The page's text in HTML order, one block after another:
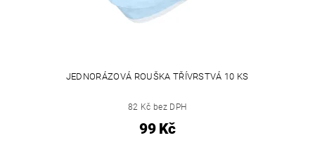
JEDNORÁZOVÁ ROUŠKA TŘÍVRSTVÁ 10 KS
82 Kč bez DPH
99 Kč